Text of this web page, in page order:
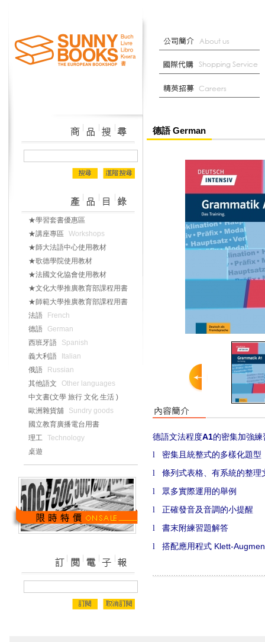
★學習套書優惠區
★講座專區
Workshops
★師大法語中心使用教材
★歌德學院使用教材
★法國文化協會使用教材
★文化大學推廣教育部課程用書
★師範大學推廣教育部課程用書
法語
French
德語
German
西班牙語
Spanish
義大利語
Italian
俄語
Russian
其他語文
Other languages
中文書(文學 旅行 文化 生活 )
歐洲雜貨舖
Sundry goods
國立教育廣播電台用書
理工 Technology
桌遊
德語 German
德語文法程度A1的密集加強
l 密集且統整式的多樣化題型
l 條列式表格、有系統的整理
l 眾多實際運用的舉例
l 正確發音及音調的小提醒
l 書末附練習題解答
l 搭配應用程式 Klett-